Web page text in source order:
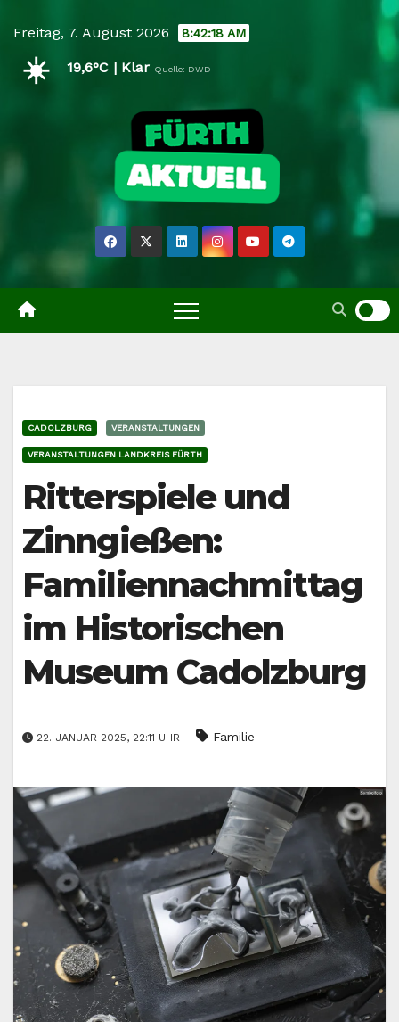
content
Freitag, 7. August 2026 8:42:18 AM
☀️ 19,6°C | Klar Quelle: DWD
CADOLZBURG VERANSTALTUNGEN
VERANSTALTUNGEN LANDKREIS FÜRTH
Ritterspiele und
Zinngießen:
Familiennachmittag
im Historischen
Museum Cadolzburg
22. JANUAR 2025, 22:11 UHR Familie